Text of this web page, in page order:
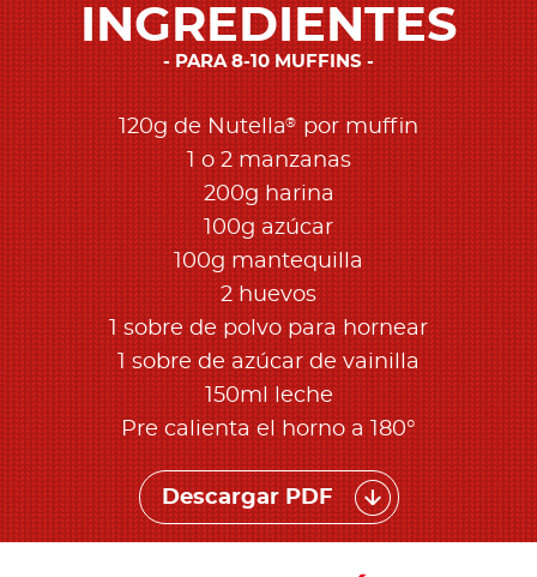
INGREDIENTES
PARA 8-10 MUFFINS
120g de Nutella® por muffin
1 o 2 manzanas
200g harina
100g azúcar
100g mantequilla
2 huevos
1 sobre de polvo para hornear
1 sobre de azúcar de vainilla
150ml leche
Pre calienta el horno a 180°
Descargar PDF